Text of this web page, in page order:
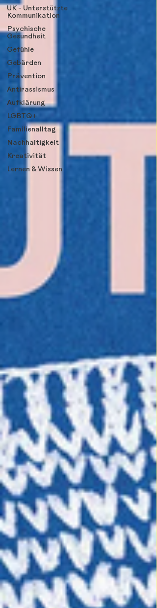
UK - Unterstützte
Kommunikation
Psychische
Gesundheit
Gefühle
Gebärden
Prävention
Antirassismus
Aufklärung
LGBTQ+
Familienalltag
Nachhaltigkeit
Kreativität
Lernen & Wissen